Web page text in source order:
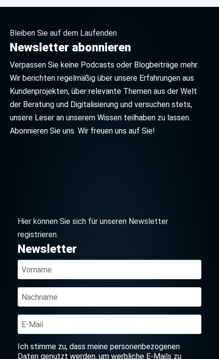
Bleiben Sie auf dem Laufenden
Newsletter abonnieren
Verpassen Sie keine Podcasts oder Blogbeiträge mehr.
Wir berichten regelmäßig über unsere Erfahrungen aus
Kundenprojekten, über relevante Themen aus der Welt
der Beratung und Digitalisierung und versuchen stets,
unsere Leser an unserem Wissen teilhaben zu lassen.
Abonnieren Sie uns. Wir freuen uns auf Sie!
Hier können Sie sich für unseren Newsletter
registrieren.
Newsletter
Ich stimme zu, dass meine personenbezogenen
Daten genutzt werden, um werbliche E-Mails zu